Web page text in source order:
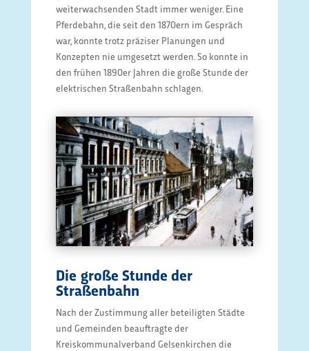
weiterwachsenden Stadt immer weniger. Eine
Pferdebahn, die seit den 1870ern im Gespräch
war, konnte trotz präziser Planungen und
Konzepten nie umgesetzt werden. So konnte in
den frühen 1890er Jahren die große Stunde der
elektrischen Straßenbahn schlagen.
Die große Stunde der
Straßenbahn
Nach der Zustimmung aller beteiligten Städte
und Gemeinden beauftragte der
Kreiskommunalverband Gelsenkirchen die